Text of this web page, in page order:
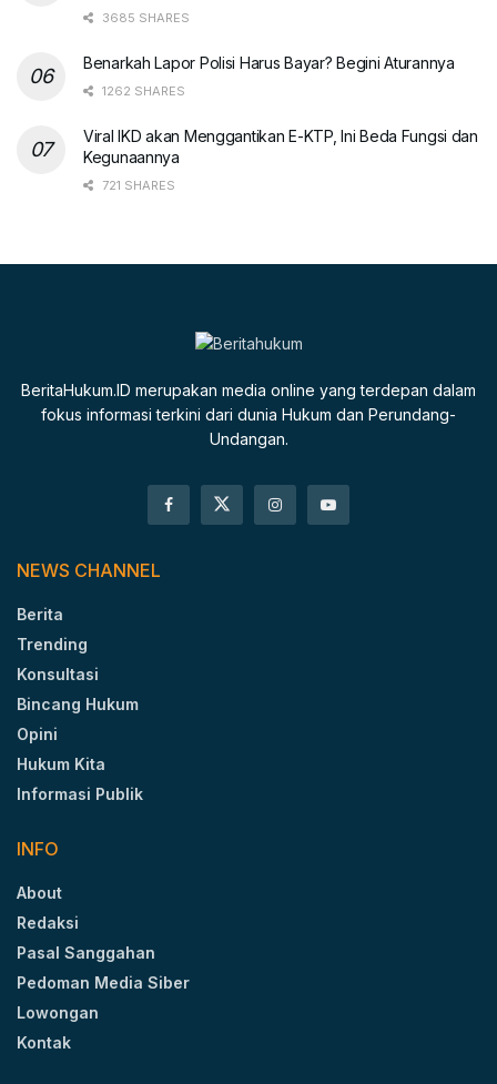
3685 SHARES
Benarkah Lapor Polisi Harus Bayar? Begini Aturannya
1262 SHARES
Viral IKD akan Menggantikan E-KTP, Ini Beda Fungsi dan
Kegunaannya
721 SHARES
BeritaHukum.ID merupakan media online yang terdepan dalam
fokus informasi terkini dari dunia Hukum dan Perundang-
Undangan.
NEWS CHANNEL
Berita
Trending
Konsultasi
Bincang Hukum
Opini
Hukum Kita
Informasi Publik
INFO
About
Redaksi
Pasal Sanggahan
Pedoman Media Siber
Lowongan
Kontak